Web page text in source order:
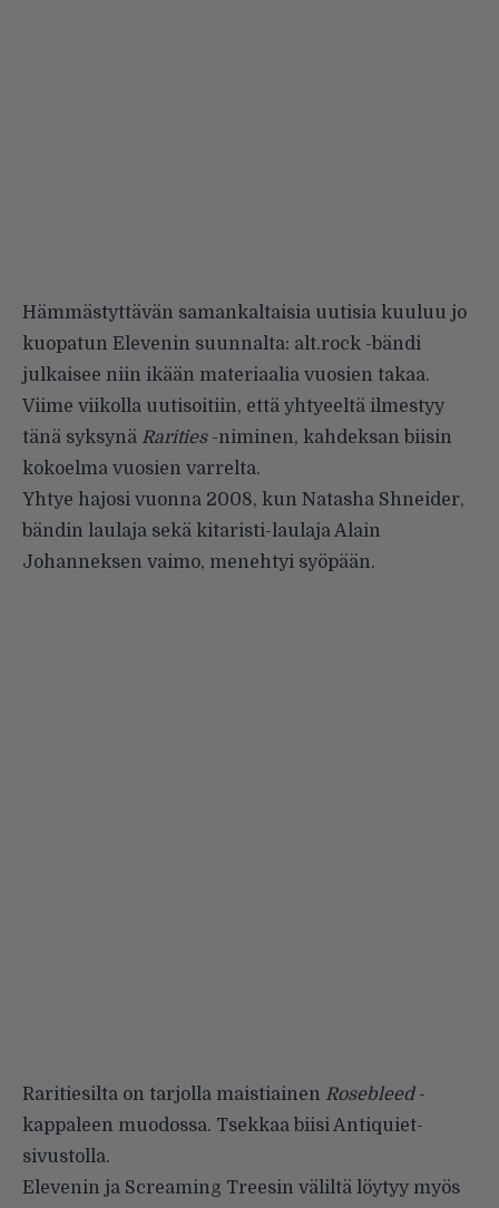
Hämmästyttävän samankaltaisia uutisia kuuluu jo
kuopatun Elevenin suunnalta: alt.rock -bändi
julkaisee niin ikään materiaalia vuosien takaa.
Viime viikolla uutisoitiin, että yhtyeeltä ilmestyy
tänä syksynä Rarities-niminen, kahdeksan biisin
kokoelma vuosien varrelta.
Yhtye hajosi vuonna 2008, kun Natasha Shneider,
bändin laulaja sekä kitaristi-laulaja Alain
Johanneksen vaimo, menehtyi syöpään.
Raritiesilta on tarjolla maistiainen Rosebleed-
kappaleen muodossa. Tsekkaa biisiAntiquiet-
sivustolla.
Elevenin ja Screaming Treesin väliltä löytyy myös